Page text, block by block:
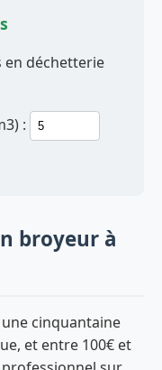
en déchetterie
:
broyeur à
cinquantaine
et entre 100€ et